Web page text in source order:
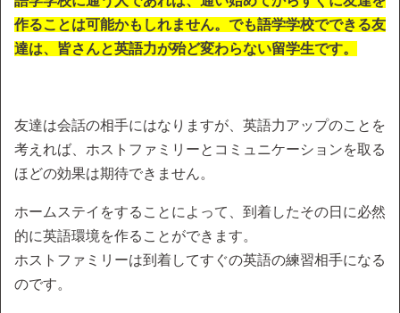
作ることは可能かもしれません。でも語学学校でできる友
達は、皆さんと英語力が殆ど変わらない留学生です。
友達は会話の相手にはなりますが、英語力アップのことを
考えれば、ホストファミリーとコミュニケーションを取る
ほどの効果は期待できません。
ホームステイをすることによって、到着したその日に必然
的に英語環境を作ることができます。
ホストファミリーは到着してすぐの英語の練習相手になる
のです。